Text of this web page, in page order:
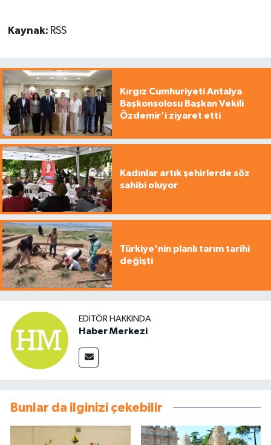
Kaynak: RSS
Kırgız Cumhuriyeti Antalya
Başkonsolosu Başkan Vekili
Özdemir'i ziyaret etti
Kadınlar artık şehirlerde söz
sahibi oluyor
Türkiye'nin planlı tarım tarihi
değişti
EDITÖR HAKKINDA
Haber Merkezi
Bunlar da ilginizi çekebilir